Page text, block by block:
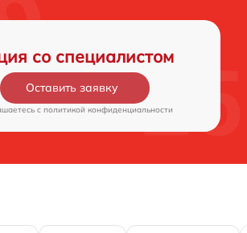
со специалистом
Оставить заявку
c политикой конфиденциальности